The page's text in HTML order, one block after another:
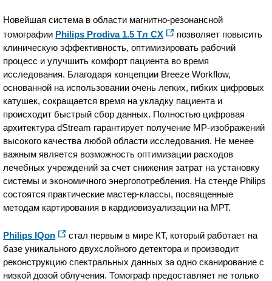
Новейшая система в области магнитно-резонансной
томографии Philips Prodiva 1.5 Tл CX
позволяет повысить
клиническую эффективность, оптимизировать рабочий
процесс и улучшить комфорт пациента во время
исследования. Благодаря концепции Breeze Workflow,
основанной на использовании очень легких, гибких цифровых
катушек, сокращается время на укладку пациента и
происходит быстрый сбор данных. Полностью цифровая
архитектура dStream гарантирует получение МР-изображений
высокого качества любой области исследования. Не менее
важным является возможность оптимизации расходов
лечебных учреждений за счет снижения затрат на установку
системы и экономичного энергопотребления. На стенде Philips
состоятся практические мастер-классы, посвященные
методам картирования в кардиовизуализации на МРТ.
Philips IQon
стал первым в мире КТ, который работает на
базе уникального двухслойного детектора и производит
реконструкцию спектральных данных за одно сканирование с
низкой дозой облучения. Томограф предоставляет не только